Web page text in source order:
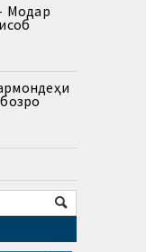
Модар